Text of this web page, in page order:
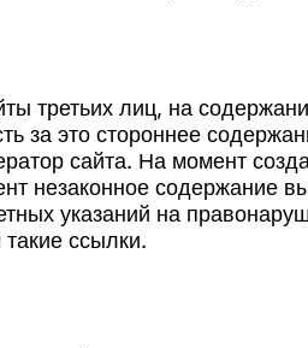
третьих лиц, на
за это стороннее
сайта. На момент
незаконное содержание
указаний на
ссылки.